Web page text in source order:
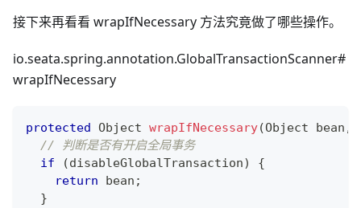
接下来再看看 wrapIfNecessary 方法究竟做了哪些操作。
io.seata.spring.annotation.GlobalTransactionScanner#
wrapIfNecessary
protected Object wrapIfNecessary(Object bean ,
// 判断是否有开启全局事务
if
(disableGlobalTransaction)
{
return bean ;
}